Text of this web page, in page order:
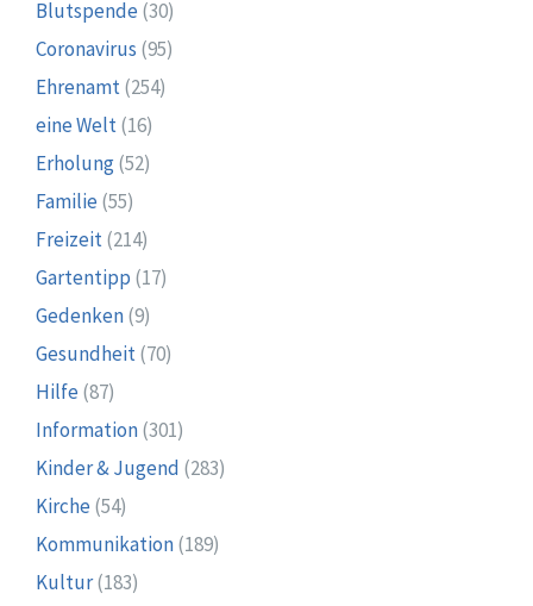
Blutspende (30)
Coronavirus (95)
Ehrenamt(254)
eine Welt(16)
Erholung(52)
Familie (55)
Freizeit(214)
Gartentipp (17)
Gedenken(9)
Gesundheit(70)
Hilfe (87)
Information(301)
Kinder & Jugend (283)
Kirche (54)
Kommunikation(189)
Kultur(183)